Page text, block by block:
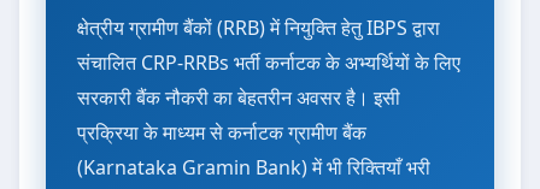
क्षेत्रीय ग्रामीण बैंकों (RRB) में नियुक्ति हेतु IBPS द्वारा
संचालित CRP-RRBs भर्ती कर्नाटक के अभ्यर्थियों के लिए
सरकारी बैंक नौकरी का बेहतरीन अवसर है। इसी
प्रक्रिया के माध्यम से कर्नाटक ग्रामीण बैंक
(Karnataka Gramin Bank) में भी रिक्तियाँ भरी